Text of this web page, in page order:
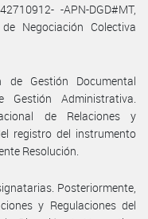
-APN-DGD#MT,
Negociación Colectiva
de Gestión Documental
Administrativa.
de Relaciones y
registro del instrumento
Resolución.
Posteriormente,
y Regulaciones del